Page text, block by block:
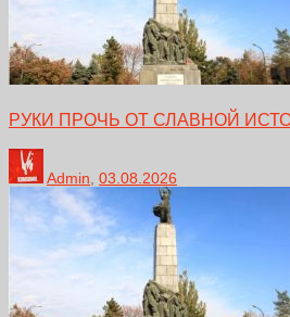
РУКИ ПРОЧЬ ОТ СЛАВНОЙ
Admin 03.08.2026